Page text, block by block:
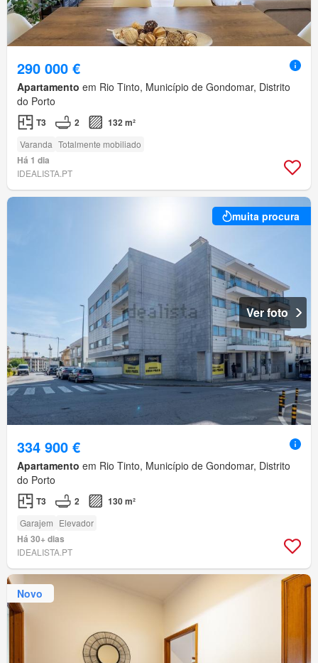
290 000 €
Apartamento em Rio Tinto, Município de Gondomar, Distrito
do Porto
T3 2 132 m²
Varanda Totalmente mobiliado
Há 1 dia
IDEALISTA.PT
muita procura
Ver foto
334 900 €
Apartamento em Rio Tinto, Município de Gondomar, Distrito
do Porto
T3 2 130 m²
Garajem Elevador
Há 30+ dias
IDEALISTA.PT
Novo